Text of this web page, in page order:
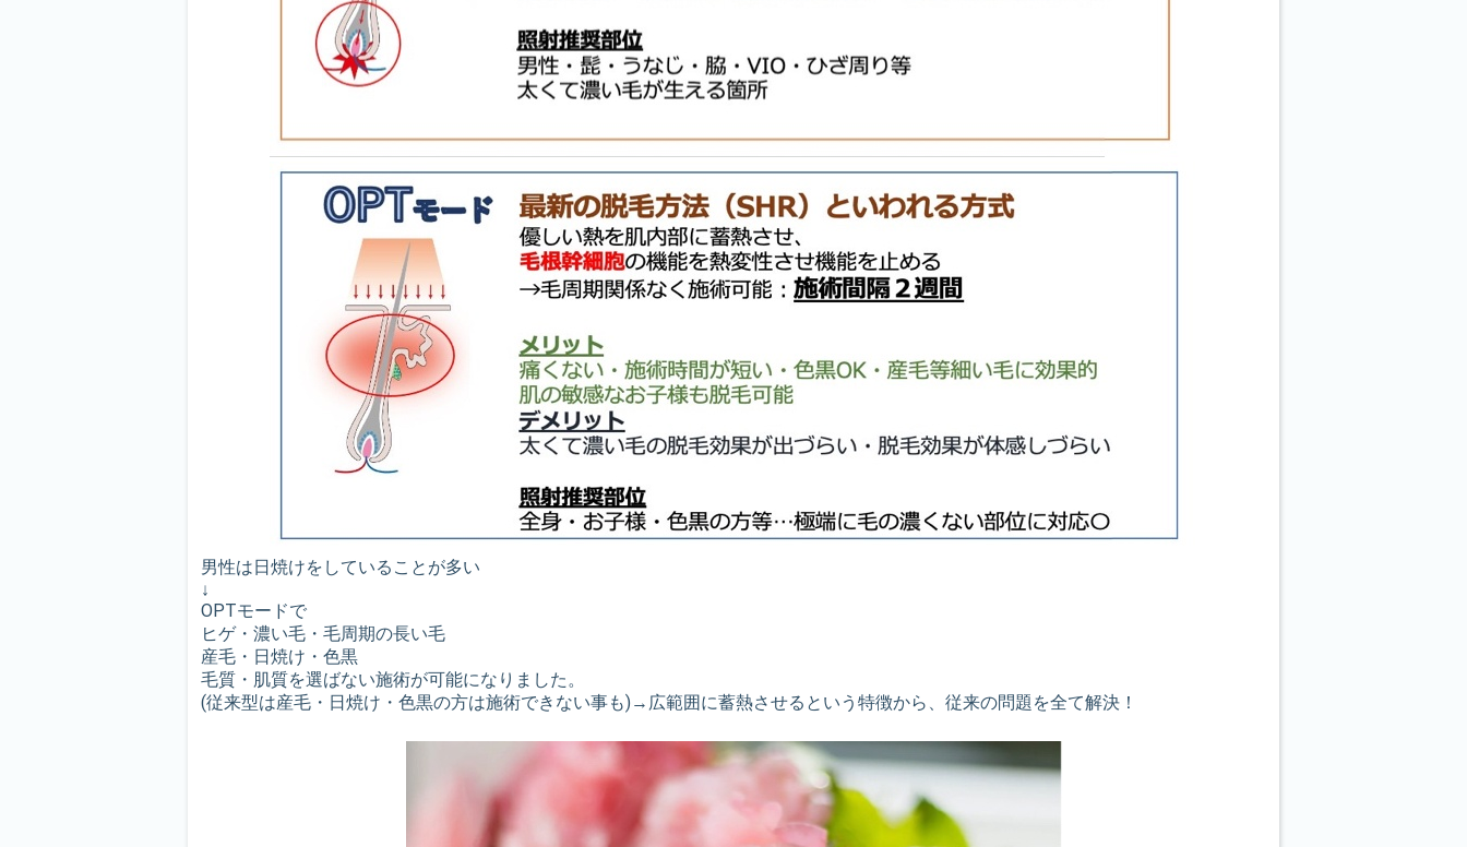
男性は日焼けをしていることが多い
↓
OPTモードで
ヒゲ・濃い毛・毛周期の長い毛
産毛・日焼け・色黒
毛質・肌質を選ばない施術が可能になりました。
(従来型は産毛・日焼け・色黒の方は施術できない事も)→広範囲に蓄熱させるという特徴から、従来の問題を全て解決！